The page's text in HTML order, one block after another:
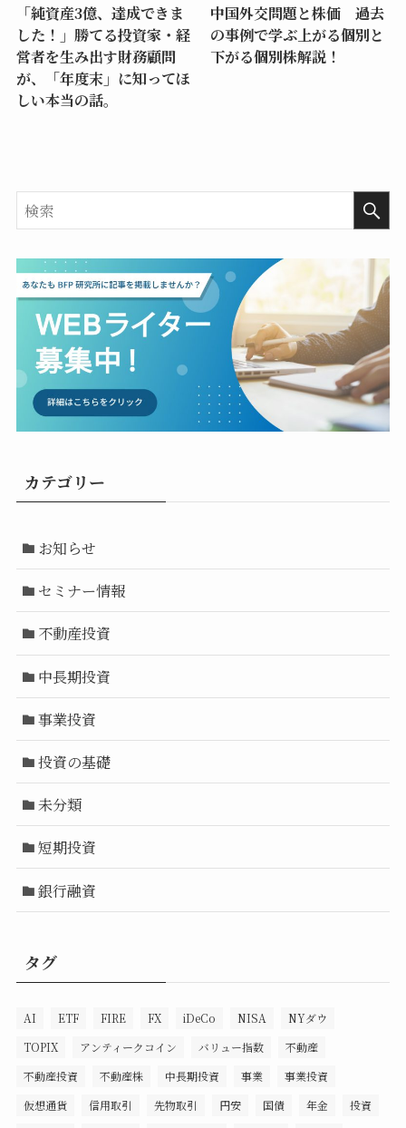
「純資産3億、達成できま
した！」勝てる投資家・経
営者を生み出す財務顧問
が、「年度末」に知ってほ
しい本当の話。
中国外交問題と株価 過去
の事例で学ぶ上がる個別と
下がる個別株解説！
カテゴリー
お知らせ
セミナー情報
不動産投資
中長期投資
事業投資
投資の基礎
未分類
短期投資
銀行融資
タグ
AI ETF FIRE FX iDeCo NISA
NYダウ
TOPIX
アンティークコイン バリュー指数
不動産
不動産投資
不動産株 中長期投資 事業
事業投資
仮想通貨
信用取引 先物取引 円安 国債 年金
投資